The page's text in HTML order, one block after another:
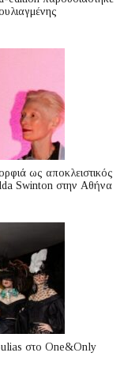
ως αποκλειστικός
Swinton στην Αθήνα
στο One&Only